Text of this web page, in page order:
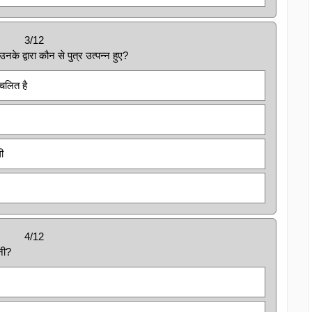
3/12
द्वारा कौन से पुत्र उत्पन्न हुए?
है
4/12